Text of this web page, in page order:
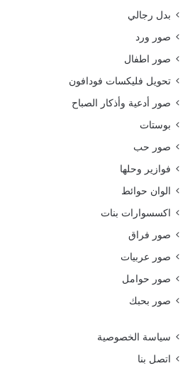
بدل رجالي
صور ورد
صور اطفال
تحويل فليكسات فودافون
صور أدعية وأذكار الصباح
بوستات
صور حب
فوازير وحلها
الوان حوائط
اكسسوارات بنات
صور فراق
صور عربيات
صور حوامل
صور بحبك
سياسة الخصوصية
اتصل بنا